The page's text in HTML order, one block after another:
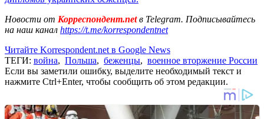
Новости от Корреспондент.netв Telegram. Подписывайтесь
на наш канал https://t.me/korrespondentnet
Читайте Korrespondent.net в Google News
ТЕГИ: война, Польша, беженцы, военное вторжение России
Если вы заметили ошибку, выделите необходимый текст и
нажмите Ctrl+Enter, чтобы сообщить об этом редакции.